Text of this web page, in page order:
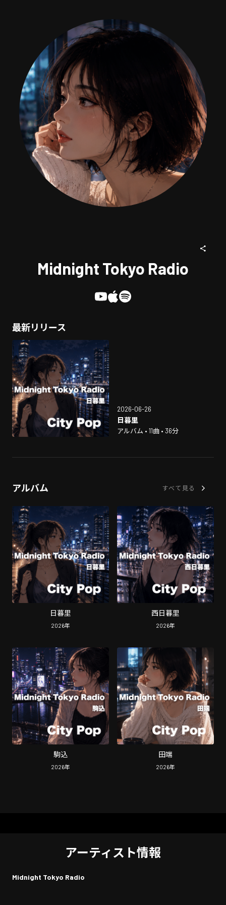
Midnight Tokyo Radio
最新リリース
2026-06-26
日暮里
アルバム • 11曲 • 36分
アルバム すべて見る
日暮里
2026年
西日暮里
2026年
駒込
2026年
田端
2026年
アーティスト情報
Midnight Tokyo Radio